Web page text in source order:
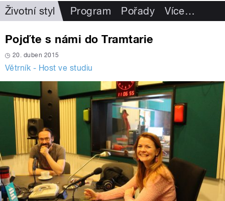
Životní styl Program Pořady Více…
Pojďte s námi do Tramtarie
20. duben 2015
Větrník - Host ve studiu